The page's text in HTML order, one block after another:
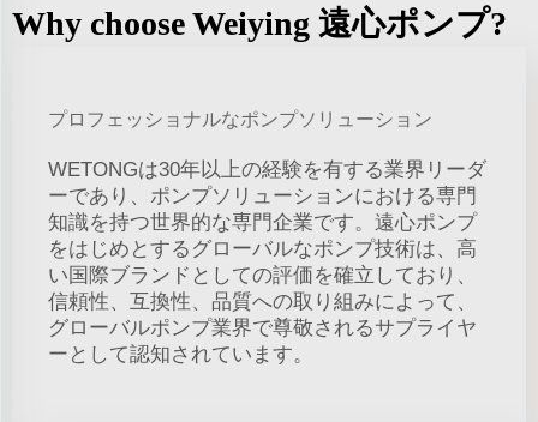
Why choose Weiying 遠心ポンプ?
プロフェッショナルなポンプソリューション
WETONGは30年以上の経験を有する業界リーダ
ーであり、ポンプソリューションにおける専門
知識を持つ世界的な専門企業です。遠心ポンプ
をはじめとするグローバルなポンプ技術は、高
い国際ブランドとしての評価を確立しており、
信頼性、互換性、品質への取り組みによって、
グローバルポンプ業界で尊敬されるサプライヤ
ーとして認知されています。